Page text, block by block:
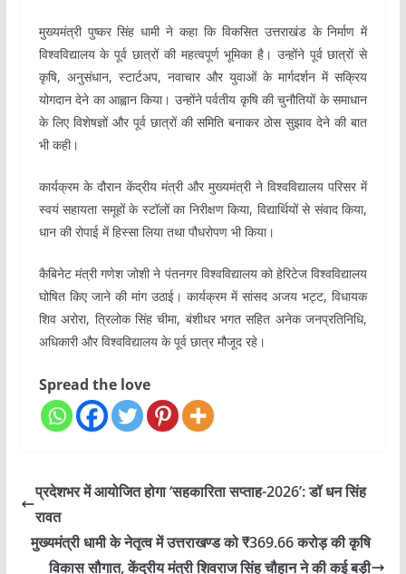
मुख्यमंत्री पुष्कर सिंह धामी ने कहा कि विकसित उत्तराखंड के निर्माण में
विश्वविद्यालय के पूर्व छात्रों की महत्वपूर्ण भूमिका है। उन्होंने पूर्व छात्रों से
कृषि, अनुसंधान, स्टार्टअप, नवाचार और युवाओं के मार्गदर्शन में सक्रिय
योगदान देने का आह्वान किया। उन्होंने पर्वतीय कृषि की चुनौतियों के समाधान
के लिए विशेषज्ञों और पूर्व छात्रों की समिति बनाकर ठोस सुझाव देने की बात
भी कही।
कार्यक्रम के दौरान केंद्रीय मंत्री और मुख्यमंत्री ने विश्वविद्यालय परिसर में
स्वयं सहायता समूहों के स्टॉलों का निरीक्षण किया, विद्यार्थियों से संवाद किया,
धान की रोपाई में हिस्सा लिया तथा पौधरोपण भी किया।
कैबिनेट मंत्री गणेश जोशी ने पंतनगर विश्वविद्यालय को हेरिटेज विश्वविद्यालय
घोषित किए जाने की मांग उठाई। कार्यक्रम में सांसद अजय भट्ट, विधायक
शिव अरोरा, त्रिलोक सिंह चीमा, बंशीधर भगत सहित अनेक जनप्रतिनिधि,
अधिकारी और विश्वविद्यालय के पूर्व छात्र मौजूद रहे।
Spread the love
प्रदेशभर में आयोजित होगा ‘सहकारिता सप्ताह-2026’: डॉ धन सिंह
रावत
मुख्यमंत्री धामी के नेतृत्व में उत्तराखण्ड को ₹369.66 करोड़ की कृषि
विकास सौगात, केंद्रीय मंत्री शिवराज सिंह चौहान ने की कई बड़ी